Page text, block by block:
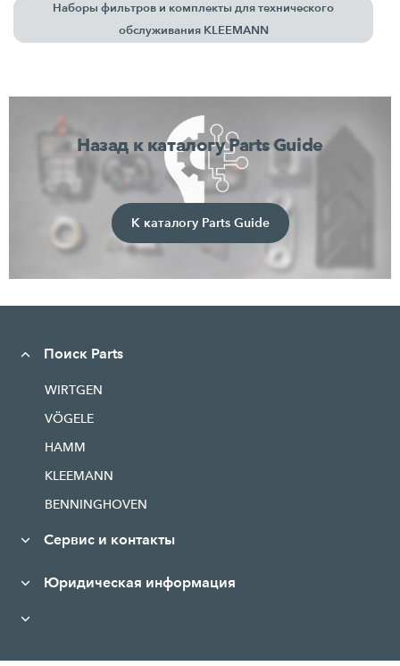
Наборы фильтров и комплекты для технического
обслуживания KLEEMANN
Назад к каталогу Parts Guide
К каталогу Parts Guide
Поиск Parts
WIRTGEN
VÖGELE
HAMM
KLEEMANN
BENNINGHOVEN
Сервис и контакты
Юридическая информация